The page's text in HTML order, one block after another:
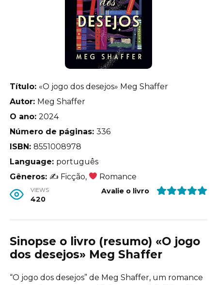
Título: «O jogo dos desejos» Meg Shaffer
Autor: Meg Shaffer
O ano: 2024
Número de páginas: 336
ISBN: 8551008978
Language: português
Gêneros: ✍ Ficção, Romance
VIEWS
420
Avalie o livro
Sinopse o livro (resumo) «O jogo
dos desejos» Meg Shaffer
“O jogo dos desejos” de Meg Shaffer, um romance